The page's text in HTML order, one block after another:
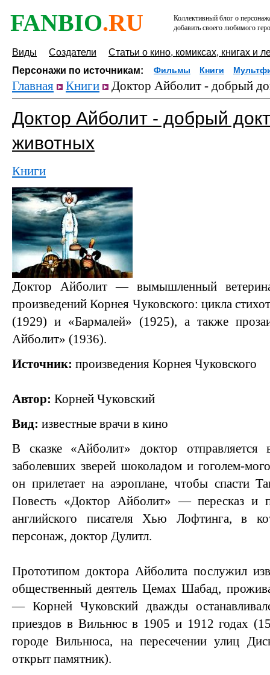
FANBIO.RU
Коллективный блог о
добавить своего любимого
Виды Создатели
Статьи о кино, комиксах, книгах и
Персонажи по источникам:
Фильмы Книги
Главная Книги Доктор Айболит - добрый
Доктор Айболит - добрый
животных
Книги
Доктор Айболит — вымышленный
произведений Корнея Чуковского: цикла
(1929) и «Бармалей» (1925), а также
Айболит» (1936).
Источник: произведения Корнея Чуковского
Автор: Корней Чуковский
Вид: известные врачи в кино
В сказке «Айболит» доктор
заболевших зверей шоколадом и гоголем-
он прилетает на аэроплане, чтобы спасти
Повесть «Доктор Айболит» — пересказ и
английского писателя Хью Лофтинга, в
персонаж, доктор Дулитл.
Прототипом доктора Айболита послужил
общественный деятель Цемах Шабад,
— Корней Чуковский дважды
приездов в Вильнюс в 1905 и 1912 годах
городе Вильнюса, на пересечении улиц
открыт памятник).